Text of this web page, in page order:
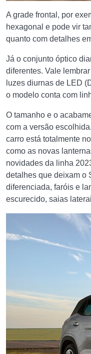
A grade frontal, por
hexagonal e pode vir
quanto com detalhes
Já o conjunto óptico
diferentes. Vale
luzes diurnas de LED
o modelo conta com
O tamanho e o
com a versão
carro está totalmente
como as novas
novidades da linha
detalhes que deixam o
diferenciada, faróis e
escurecido, saias